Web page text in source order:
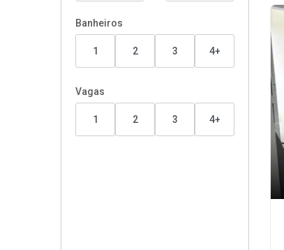
Banheiros
1 2 3 4+
Vagas
1 2 3 4+